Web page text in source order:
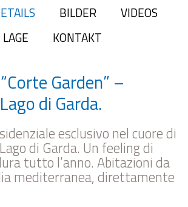
BILDER
VIDEOS
LAGE
KONTAKT
Garden” –
di Garda.
esclusivo nel cuore di
di Garda. Un feeling di
tutto l’anno. Abitazioni da
mediterranea, direttamente